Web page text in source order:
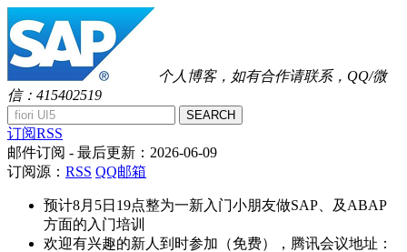
个人博客，如有合作请联系，QQ/微
信：415402519
SEARCH
订阅RSS
邮件订阅 - 最后更新： 2026-06-09
订阅源： RSS QQ邮箱
预计8月5日19点整为一新入门小朋友做SAP、及ABAP
方面的入门培训
欢迎有兴趣的新人到时参加（免费），腾讯会议地址：